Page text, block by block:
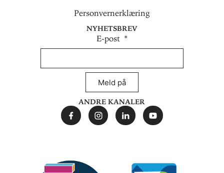
Personvernerklæring
Nyhetsbrev
E-post
Meld på
Andre kanaler